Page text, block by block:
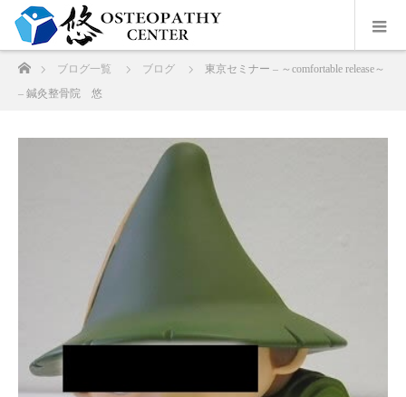
ホームブログ一覧 ブログ
東京セミナー – ～comfortable release～
– 鍼灸整骨院 悠